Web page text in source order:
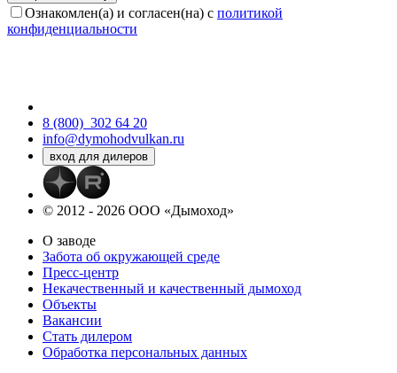
Ознакомлен(а) и согласен(на) с политикой
конфиденциальности
8 (800) 302 64 20
info@dymohodvulkan.ru
© 2012 - 2026 ООО «Дымоход»
О заводе
Забота об окружающей среде
Пресс-центр
Некачественный и качественный дымоход
Объекты
Вакансии
Стать дилером
Обработка персональных данных